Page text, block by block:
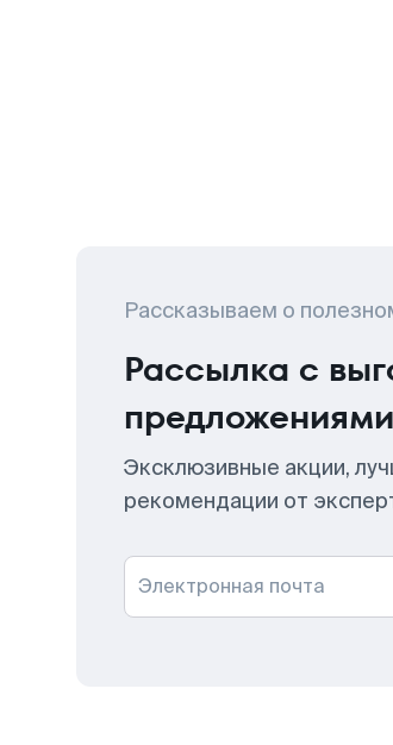
Рассказываем о
Рассылка с
предложениями
Эксклюзивные акции,
рекомендации от
Электронная почта